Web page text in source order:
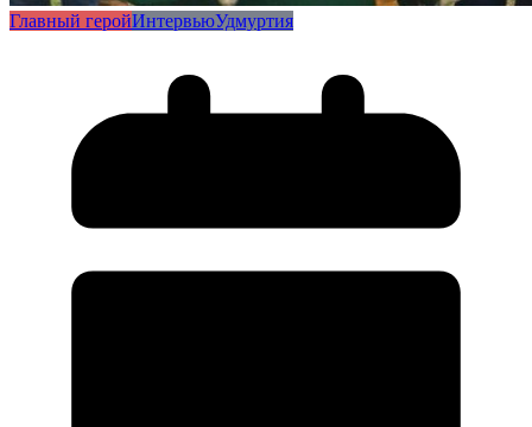
Главный геройИнтервьюУдмуртия